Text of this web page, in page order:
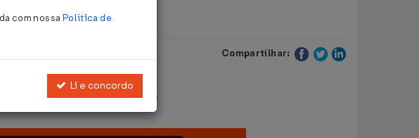
Compartilhar:
e dá outras providências.
com nossa Política de
Li e concordo